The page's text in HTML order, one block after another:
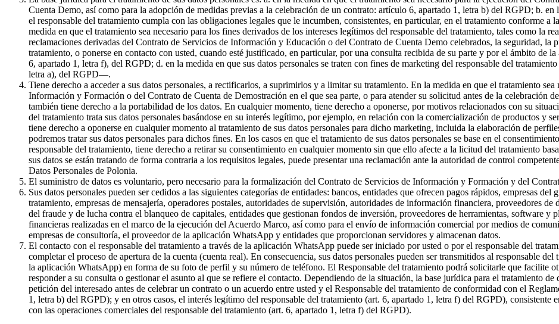
Cuenta Demo, así como para la adopción de medidas previas a la celebración de un contrato: artículo 6, apartado 1, letra b) del RGPD; b. en
el responsable del tratamiento cumpla con las obligaciones legales que le incumben, consistentes, en particular, en el tratamiento conforme
medida en que el tratamiento sea necesario para los fines derivados de los intereses legítimos del responsable del tratamiento, tales como la
reclamaciones derivadas del Contrato de Servicios de Información y Educación o del Contrato de Cuenta Demo celebrados, la seguridad, la
tratamiento, o ponerse en contacto con usted, cuando esté justificado, en particular, por una consulta recibida de su parte y por el ámbito
6, apartado 1, letra f), del RGPD; d. en la medida en que sus datos personales se traten con fines de marketing del responsable del
letra a), del RGPD—.
Tiene derecho a acceder a sus datos personales, a rectificarlos, a suprimirlos y a limitar su tratamiento. En la medida en que el tratamiento
Información y Formación o del Contrato de Cuenta de Demostración en el que sea parte, o para atender su solicitud antes de la celebración
también tiene derecho a la portabilidad de los datos. En cualquier momento, tiene derecho a oponerse, por motivos relacionados con su
del tratamiento trata sus datos personales basándose en su interés legítimo, por ejemplo, en relación con la comercialización de productos y
tiene derecho a oponerse en cualquier momento al tratamiento de sus datos personales para dicho marketing, incluida la elaboración de
podremos tratar sus datos personales para dichos fines. En los casos en que el tratamiento de sus datos personales se base en el
responsable del tratamiento, tiene derecho a retirar su consentimiento en cualquier momento sin que ello afecte a la licitud del tratamiento
sus datos se están tratando de forma contraria a los requisitos legales, puede presentar una reclamación ante la autoridad de control
Datos Personales de Polonia.
El suministro de datos es voluntario, pero necesario para la formalización del Contrato de Servicios de Información y Formación y del
Sus datos personales pueden ser cedidos a las siguientes categorías de entidades: bancos, entidades que ofrecen pagos rápidos, empresas
tratamiento, empresas de mensajería, operadores postales, autoridades de supervisión, autoridades de información financiera, proveedores
del fraude y de lucha contra el blanqueo de capitales, entidades que gestionan fondos de inversión, proveedores de herramientas, software y
financieras realizadas en el marco de la ejecución del Acuerdo Marco, así como para el envío de información comercial por medios de
empresas de consultoría, el proveedor de la aplicación WhatsApp y entidades que proporcionan servidores y almacenan datos.
El contacto con el responsable del tratamiento a través de la aplicación WhatsApp puede ser iniciado por usted o por el responsable del
completar el proceso de apertura de la cuenta (cuenta real). En consecuencia, sus datos personales pueden ser transmitidos al responsable
la aplicación WhatsApp) en forma de su foto de perfil y su número de teléfono. El Responsable del tratamiento podrá solicitarle que facilite
responder a su consulta o gestionar el asunto al que se refiere el contacto. Dependiendo de la situación, la base jurídica para el tratamiento de
petición del interesado antes de celebrar un contrato o un acuerdo entre usted y el Responsable del tratamiento de conformidad con el
1, letra b) del RGPD); y en otros casos, el interés legítimo del responsable del tratamiento (art. 6, apartado 1, letra f) del RGPD), consistente
con las operaciones comerciales del responsable del tratamiento (art. 6, apartado 1, letra f) del RGPD).